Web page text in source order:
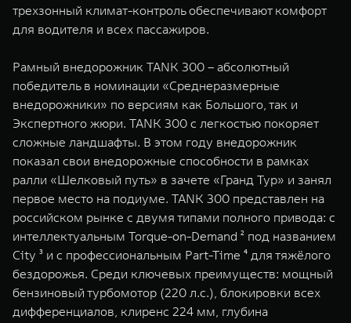
трехзонный климат-контроль обеспечивают комфорт
для водителя и всех пассажиров.
Рамный внедорожник TANK 300 – абсолютный
победитель в номинации «Среднеразмерные
внедорожники» по версиям как Большого, так и
Экспертного жюри. TANK 300 с легкостью покоряет
сложные ландшафты. В этом году внедорожник
показал свои внедорожные способности в рамках
ралли «Шелковый путь» в зачете «Гранд Тур» и занял
первое место на подиуме. TANK 300 представлен на
российском рынке с двумя типами полного привода: с
интеллектуальным Torque-on-Demand ² под названием
City ³ и с профессиональным Part-Time ⁴ для тяжёлого
бездорожья. Среди ключевых преимуществ: мощный
бензиновый турбомотор (220 л.с.), блокировки всех
дифференциалов, клиренс 224 мм, глубина